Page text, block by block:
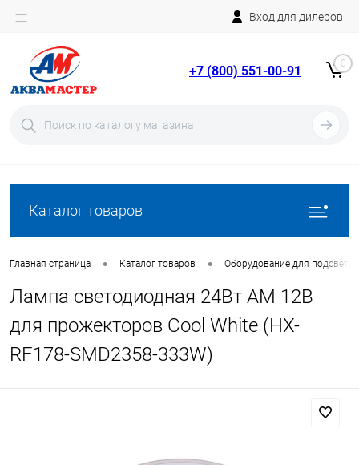
Вход для дилеров
+7 (800) 551-00-91 0
Каталог товаров
Главная страница • Каталог товаров • Оборудование для
Лампа светодиодная 24Вт AM 12В
для прожекторов Cool White (HX-
RF178-SMD2358-333W)